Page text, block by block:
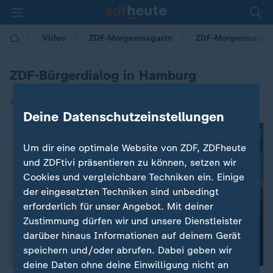
Video ZDF-Morgenmagazin ZDF-
ZDF-Bürgerdialog in Hamburg
27.03.2019 | 05:30
Deine Datenschutzeinstellungen
Um dir eine optimale Website von ZDF, ZDFheute
und ZDFtivi präsentieren zu können, setzen wir
Cookies und vergleichbare Techniken ein. Einige
der eingesetzten Techniken sind unbedingt
erforderlich für unser Angebot. Mit deiner
Zustimmung dürfen wir und unsere Dienstleister
darüber hinaus Informationen auf deinem Gerät
speichern und/oder abrufen. Dabei geben wir
deine Daten ohne deine Einwilligung nicht an